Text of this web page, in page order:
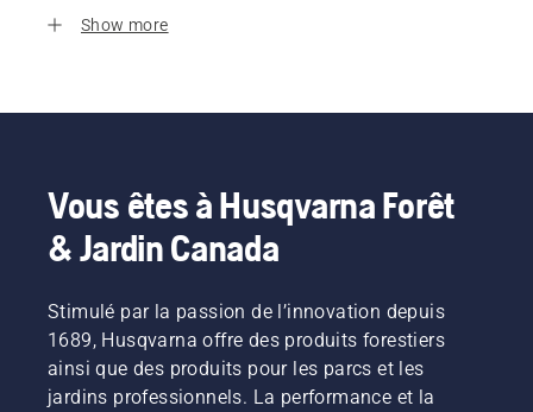
Show more
Vous êtes à Husqvarna Forêt
& Jardin Canada
Stimulé par la passion de l’innovation depuis
1689, Husqvarna offre des produits forestiers
ainsi que des produits pour les parcs et les
jardins professionnels. La performance et la